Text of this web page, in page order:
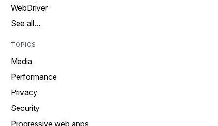
WebDriver
See all…
TOPICS
Media
Performance
Privacy
Security
Progressive web apps